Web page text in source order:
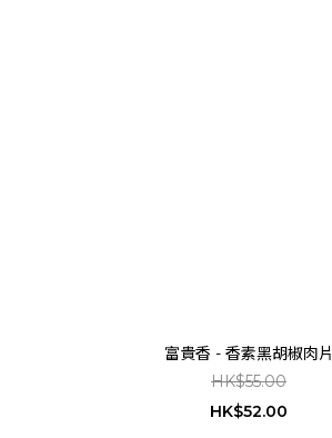
富貴香 - 香素黑胡椒肉片
HK$55.00
HK$52.00